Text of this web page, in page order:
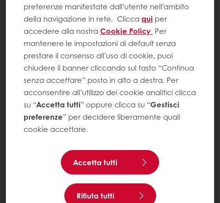
preferenze manifestate dall’utente nell’ambito
della navigazione in rete. Clicca qui per
accedere alla nostra Cookie Policy Per
mantenere le impostazioni didefaultsenza
prestare il consenso all’uso di cookie, puoi
chiudere il banner cliccando sul tasto “Continua
senza accettare” posto in alto a destra. Per
acconsentire all’utilizzo dei cookie analitici clicca
su “Accetta tutti” oppure clicca su “Gestisci
preferenze” per decidere liberamente quali
cookie accettare.
Accetta tutti
Rifiuta tutti